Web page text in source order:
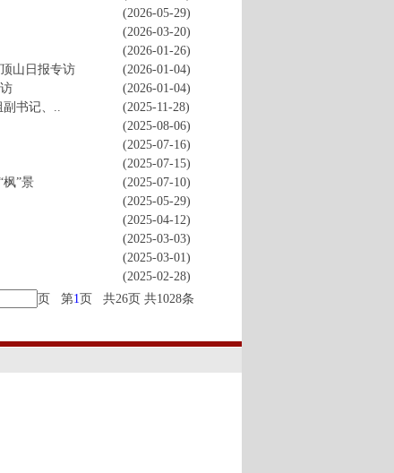
(2026-05-29)
(2026-03-20)
(2026-01-26)
山日报专访
(2026-01-04)
(2026-01-04)
书记、..
(2025-11-28)
(2025-08-06)
(2025-07-16)
(2025-07-15)
”景
(2025-07-10)
(2025-05-29)
(2025-04-12)
(2025-03-03)
(2025-03-01)
(2025-02-28)
页 第1页 共26页 共1028条